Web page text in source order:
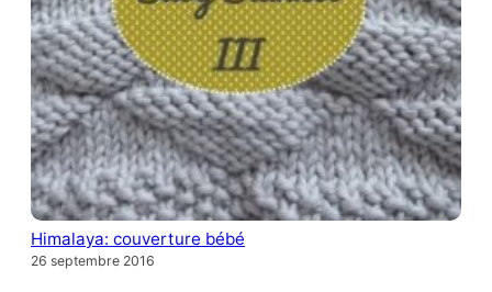
Himalaya: couverture bébé
26 septembre 2016